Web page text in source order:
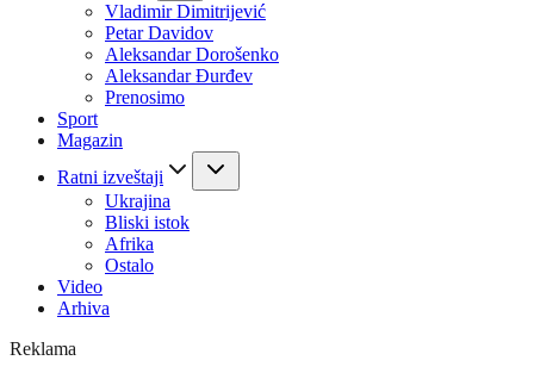
Vladimir Dimitrijević
Petar Davidov
Aleksandar Dorošenko
Aleksandar Đurđev
Prenosimo
Sport
Magazin
Ratni izveštaji
Ukrajina
Bliski istok
Afrika
Ostalo
Video
Arhiva
Reklama